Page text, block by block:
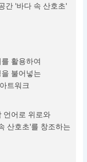
간 '바다 속 산호초'
활용하여
불어넣는
트워크
언어로 위로와
산호초'를 창조하는